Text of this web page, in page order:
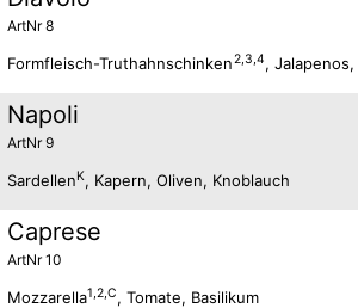
ArtNr 8
Formfleisch-Truthahnschinken2,3,4, Jalapenos,
Napoli
ArtNr 9
SardellenK, Kapern, Oliven, Knoblauch
Caprese
ArtNr 10
Mozzarella1,2,C, Tomate, Basilikum